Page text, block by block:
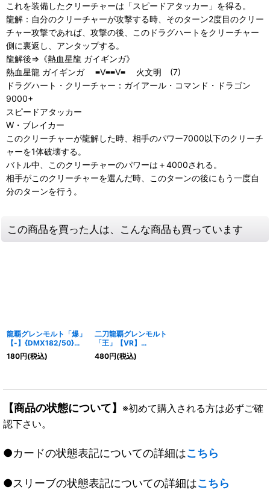
これを装備したクリーチャーは「スピードアタッカー」を得る。
龍解：自分のクリーチャーが攻撃する時、そのターン2度目のクリー
チャー攻撃であれば、攻撃の後、このドラグハートをクリーチャー
側に裏返し、アンタップする。
龍解後⇒《熱血星龍 ガイギンガ》
熱血星龍 ガイギンガ ≡V≡≡V≡ 火文明 (7)
ドラグハート・クリーチャー：ガイアール・コマンド・ドラゴン
9000+
スピードアタッカー
W・ブレイカー
このクリーチャーが龍解した時、相手のパワー7000以下のクリーチ
ャーを1体破壊する。
バトル中、このクリーチャーのパワーは＋4000される。
相手がこのクリーチャーを選んだ時、このターンの後にもう一度自
分のターンを行う。
この商品を買った人は、こんな商品も買っています
龍覇グレンモルト「爆」
【-】{DMX182/50}
《火》
180円(税込)
二刀龍覇グレンモルト
「王」【VR】
{DMR154d/55}《火》
480円(税込)
【商品の状態について】 ※初めて購入される方は必ずご確
認下さい。
●カードの状態表記についての詳細はこちら
●スリーブの状態表記についての詳細はこちら